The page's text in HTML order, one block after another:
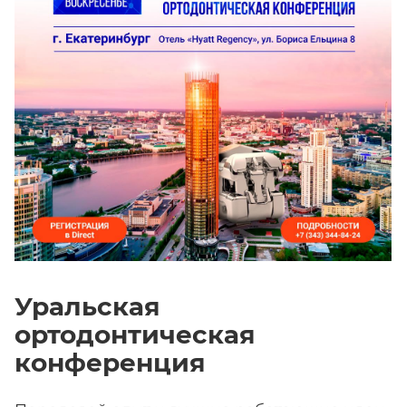
Уральская
ортодонтическая
конференция